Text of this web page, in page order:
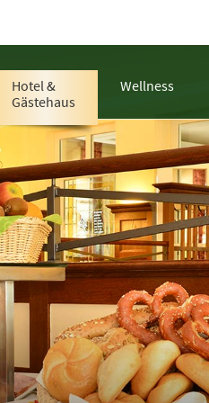
Hotel &
Gästehaus
Wellness